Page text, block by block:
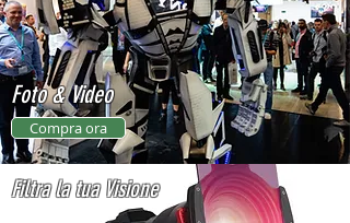
Foto & Video
Compra ora
Filtra la tua Visione